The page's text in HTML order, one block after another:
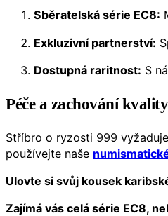
Sběratelská série EC8:
Exkluzivní partnerství:
Dostupná raritnost: S
Péče a zachování kvality
Stříbro o ryzosti 999
používejte naše
Ulovte si svůj kousek
Zajímá vás celá série EC8,